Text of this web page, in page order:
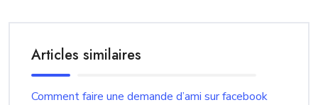
Articles similaires
Comment faire une demande d’ami sur facebook